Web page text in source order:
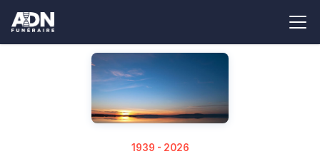
1939 - 2026